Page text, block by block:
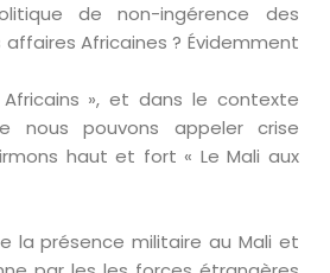
de non-ingérence des
affaires Africaines ? Évidemment
Africains », et dans le contexte
nous pouvons appeler crise
haut et fort « Le Mali aux
la présence militaire au Mali et